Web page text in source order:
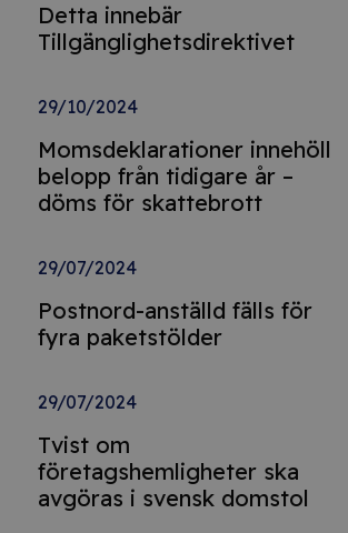
Detta innebär
Tillgänglighetsdirektivet
29/10/2024
Momsdeklarationer innehöll
belopp från tidigare år –
döms för skattebrott
29/07/2024
Postnord-anställd fälls för
fyra paketstölder
29/07/2024
Tvist om
företagshemligheter ska
avgöras i svensk domstol